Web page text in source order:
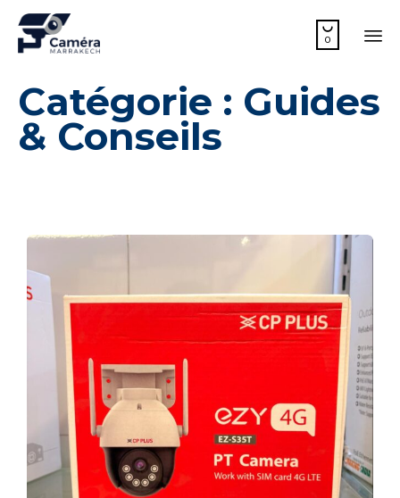

0
Catégorie : Guides
& Conseils